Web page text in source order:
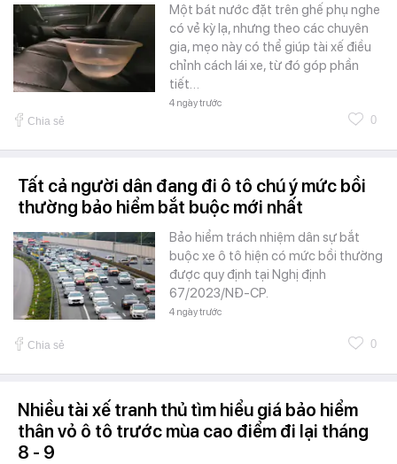
Một bát nước đặt trên ghế phụ nghe
có vẻ kỳ lạ, nhưng theo các chuyên
gia, mẹo này có thể giúp tài xế điều
chỉnh cách lái xe, từ đó góp phần
tiết…
4 ngày trước
Chia sẻ 0
Tất cả người dân đang đi ô tô chú ý mức bồi
thường bảo hiểm bắt buộc mới nhất
Bảo hiểm trách nhiệm dân sự bắt
buộc xe ô tô hiện có mức bồi thường
được quy định tại Nghị định
67/2023/NĐ-CP.
4 ngày trước
Chia sẻ 0
Nhiều tài xế tranh thủ tìm hiểu giá bảo hiểm
thân vỏ ô tô trước mùa cao điểm đi lại tháng
8 - 9